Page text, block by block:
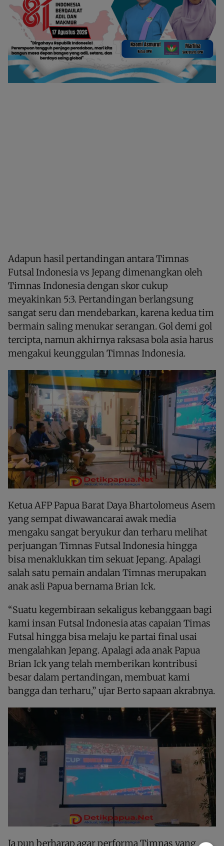
Adapun hasil pertandingan antara Timnas
Futsal Indonesia vs Jepang dimenangkan oleh
Timnas Indonesia dengan skor cukup
meyakinkan 5:3. Pertandingan berlangsung
sangat seru dan mendebarkan, karena kedua tim
bermain saling menukar serangan. Gol demi gol
tercipta, namun akhirnya raksasa bola asia harus
mengakui keunggulan Timnas Indonesia.
Ketua AFP Papua Barat Daya Bhartolomeus Asem
yang sempat diwawancarai awak media
mengaku sangat beryukur dan terharu melihat
perjuangan Timnas Futsal Indonesia hingga
bisa menaklukkan tim sekuat Jepang. Apalagi
salah satu pemain andalan Timnas merupakan
anak asli Papua bernama Brian Ick.
“Suatu kegembiraan sekaligus kebanggaan bagi
kami insan Futsal Indonesia atas capaian Timas
Futsal hingga bisa melaju ke partai final usai
mengalahkan Jepang. Apalagi ada anak Papua
Brian Ick yang telah memberikan kontribusi
besar dalam pertandingan, membuat kami
bangga dan terharu,” ujar Berto sapaan akrabnya.
Ia pun berharap agar performa Timnas yang